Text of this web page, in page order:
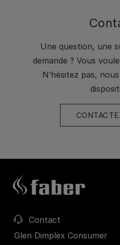
Une question, une
demande ? Vous
N’hésitez pas,
Contact
Glen Dimplex Consumer